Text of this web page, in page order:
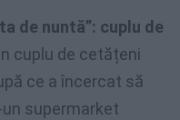
de nuntă”: cuplu de
cuplu de cetățeni
ce a încercat să
supermarket